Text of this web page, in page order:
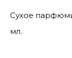
Сухое
мл.